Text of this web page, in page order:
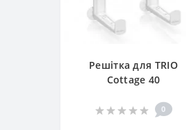
Решітка для TRIO
Cottage 40
0